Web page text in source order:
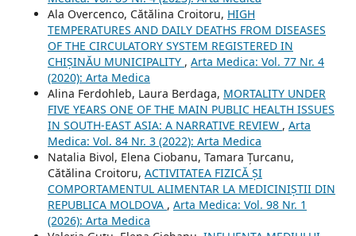
Ala Overcenco, Cătălina Croitoru, HIGH
TEMPERATURES AND DAILY DEATHS FROM DISEASES
OF THE CIRCULATORY SYSTEM REGISTERED IN
CHIȘINĂU MUNICIPALITY , Arta Medica: Vol. 77 Nr. 4
(2020): Arta Medica
Alina Ferdohleb, Laura Berdaga, MORTALITY UNDER
FIVE YEARS ONE OF THE MAIN PUBLIC HEALTH ISSUES
IN SOUTH-EAST ASIA: A NARRATIVE REVIEW , Arta
Medica: Vol. 84 Nr. 3 (2022): Arta Medica
Natalia Bivol, Elena Ciobanu, Tamara Ţurcanu,
Cătălina Croitoru, ACTIVITATEA FIZICĂ ȘI
COMPORTAMENTUL ALIMENTAR LA MEDICINIȘTII DIN
REPUBLICA MOLDOVA , Arta Medica: Vol. 98 Nr. 1
(2026): Arta Medica